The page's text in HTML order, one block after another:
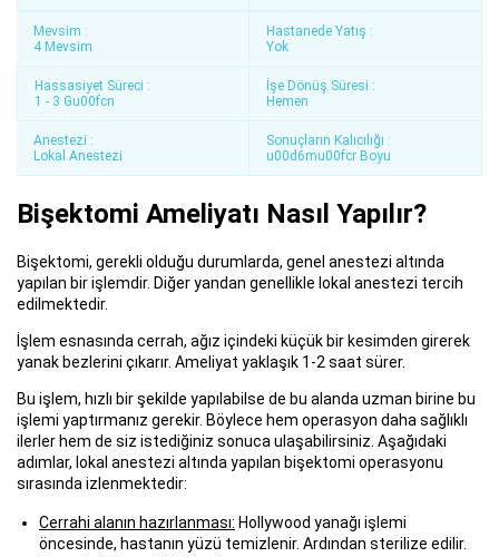
Mevsim :
4 Mevsim
Hastanede Yatış :
Yok
Hassasiyet Süreci :
1 - 3 Gu00fcn
İşe Dönüş Süresi :
Hemen
Anestezi :
Lokal Anestezi
Sonuçların Kalıcılığı :
u00d6mu00fcr Boyu
Bişektomi Ameliyatı Nasıl Yapılır?
Bişektomi, gerekli olduğu durumlarda, genel anestezi altında
yapılan bir işlemdir. Diğer yandan genellikle lokal anestezi tercih
edilmektedir.
İşlem esnasında cerrah, ağız içindeki küçük bir kesimden girerek
yanak bezlerini çıkarır. Ameliyat yaklaşık 1-2 saat sürer.
Bu işlem, hızlı bir şekilde yapılabilse de bu alanda uzman birine bu
işlemi yaptırmanız gerekir. Böylece hem operasyon daha sağlıklı
ilerler hem de siz istediğiniz sonuca ulaşabilirsiniz. Aşağıdaki
adımlar, lokal anestezi altında yapılan bişektomi operasyonu
sırasında izlenmektedir:
Cerrahi alanın hazırlanması: Hollywood yanağı işlemi
öncesinde, hastanın yüzü temizlenir. Ardından sterilize edilir.